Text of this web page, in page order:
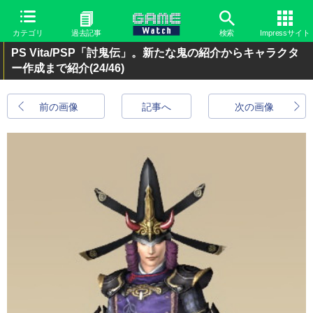
カテゴリ 過去記事 検索 Impressサイト
PS Vita/PSP「討鬼伝」。新たな鬼の紹介からキャラクタ
ー作成まで紹介(24/46)
前の画像 次の画像
記事へ